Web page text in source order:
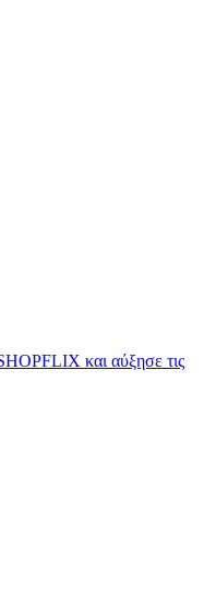
και αύξησε τις